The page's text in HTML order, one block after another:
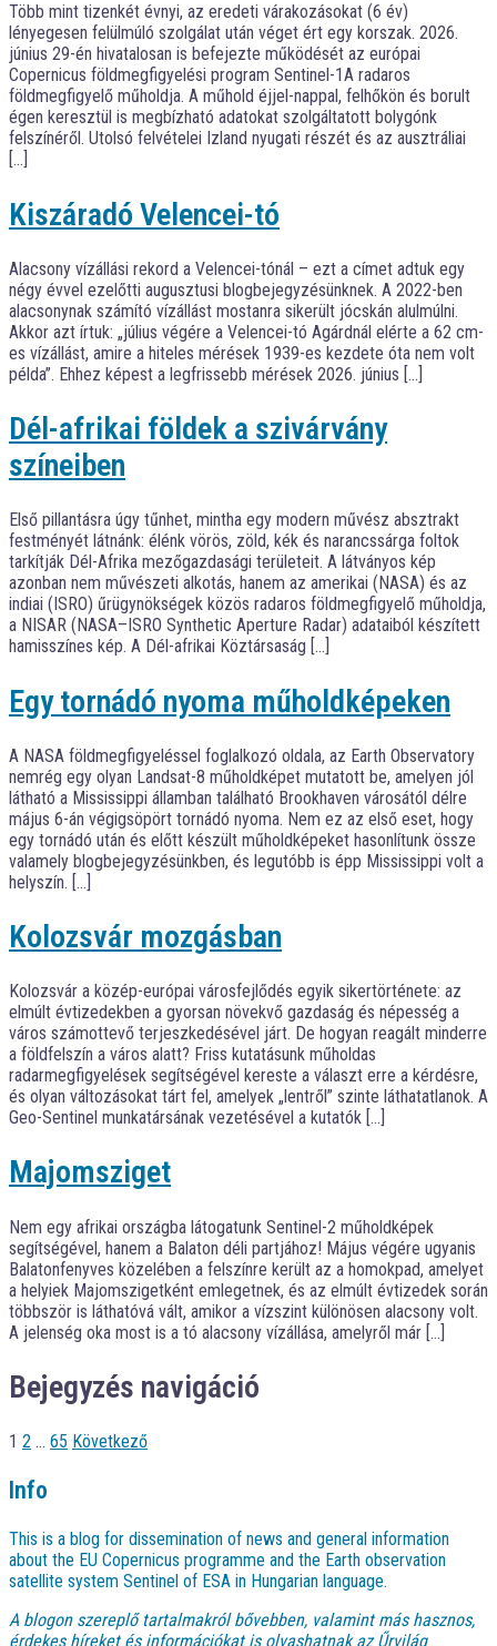
Több mint tizenkét évnyi, az eredeti várakozásokat (6 év)
lényegesen felülmúló szolgálat után véget ért egy korszak. 2026.
június 29-én hivatalosan is befejezte működését az európai
Copernicus földmegfigyelési program Sentinel-1A radaros
földmegfigyelő műholdja. A műhold éjjel-nappal, felhőkön és borult
égen keresztül is megbízható adatokat szolgáltatott bolygónk
felszínéről. Utolsó felvételei Izland nyugati részét és az ausztráliai
[…]
Kiszáradó Velencei-tó
Alacsony vízállási rekord a Velencei-tónál – ezt a címet adtuk egy
négy évvel ezelőtti augusztusi blogbejegyzésünknek. A 2022-ben
alacsonynak számító vízállást mostanra sikerült jócskán alulmúlni.
Akkor azt írtuk: „július végére a Velencei-tó Agárdnál elérte a 62 cm-
es vízállást, amire a hiteles mérések 1939-es kezdete óta nem volt
példa”. Ehhez képest a legfrissebb mérések 2026. június […]
Dél-afrikai földek a szivárvány
színeiben
Első pillantásra úgy tűnhet, mintha egy modern művész absztrakt
festményét látnánk: élénk vörös, zöld, kék és narancssárga foltok
tarkítják Dél-Afrika mezőgazdasági területeit. A látványos kép
azonban nem művészeti alkotás, hanem az amerikai (NASA) és az
indiai (ISRO) űrügynökségek közös radaros földmegfigyelő műholdja,
a NISAR (NASA–ISRO Synthetic Aperture Radar) adataiból készített
hamisszínes kép. A Dél-afrikai Köztársaság […]
Egy tornádó nyoma műholdképeken
A NASA földmegfigyeléssel foglalkozó oldala, az Earth Observatory
nemrég egy olyan Landsat-8 műholdképet mutatott be, amelyen jól
látható a Mississippi államban található Brookhaven városától délre
május 6-án végigsöpört tornádó nyoma. Nem ez az első eset, hogy
egy tornádó után és előtt készült műholdképeket hasonlítunk össze
valamely blogbejegyzésünkben, és legutóbb is épp Mississippi volt a
helyszín. […]
Kolozsvár mozgásban
Kolozsvár a közép-európai városfejlődés egyik sikertörténete: az
elmúlt évtizedekben a gyorsan növekvő gazdaság és népesség a
város számottevő terjeszkedésével járt. De hogyan reagált minderre
a földfelszín a város alatt? Friss kutatásunk műholdas
radarmegfigyelések segítségével kereste a választ erre a kérdésre,
és olyan változásokat tárt fel, amelyek „lentről” szinte láthatatlanok. A
Geo-Sentinel munkatársának vezetésével a kutatók […]
Majomsziget
Nem egy afrikai országba látogatunk Sentinel-2 műholdképek
segítségével, hanem a Balaton déli partjához! Május végére ugyanis
Balatonfenyves közelében a felszínre került az a homokpad, amelyet
a helyiek Majomszigetként emlegetnek, és az elmúlt évtizedek során
többször is láthatóvá vált, amikor a vízszint különösen alacsony volt.
A jelenség oka most is a tó alacsony vízállása, amelyről már […]
Bejegyzés navigáció
1 2 … 65 Következő
Info
This is a blog for dissemination of news and general information
about the EU Copernicus programme and the Earth observation
satellite system Sentinel of ESA in Hungarian language.
A blogon szereplő tartalmakról bővebben, valamint más hasznos,
érdekes híreket és információkat is olvashatnak azŰrvilág